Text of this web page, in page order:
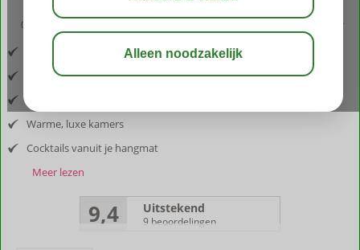
03:05 bewaar
Inclusief vlucht en huurauto
Gelegen bij Alhaurin el Grande
Warme, luxe kamers
Cocktails vanuit je hangmat
Meer lezen
9,4 Uitstekend
9 beoordelingen